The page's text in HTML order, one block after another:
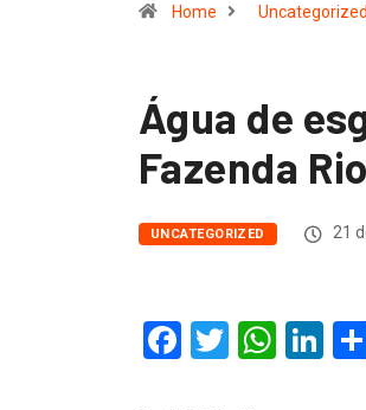
Home Uncategorized
Água de
Fazenda
UNCATEGORIZED 21
Facebook
Twitter